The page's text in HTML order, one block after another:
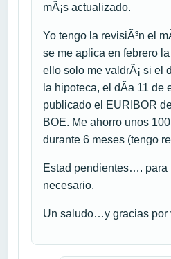
mÃ¡s actualizado.
Yo tengo la revisiÃ³n el
se me aplica en febrero
ello solo me valdrÃ¡ si el
la hipoteca, el dÃ­a 11 de
publicado el EURIBOR
BOE. Me ahorro unos
durante 6 meses (tengo
Estad pendientes…. para
necesario.
Un saludo…y gracias por